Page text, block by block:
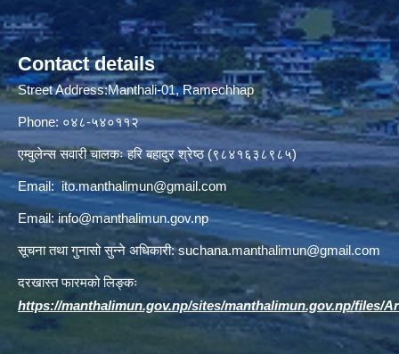
Contact details
Street Address:Manthali-01, Ramechhap
Phone: ०४८-५४०११२
एम्वुलेन्स सवारी चालकः हरि बहादुर श्रेष्ठ (९८४१६३८९८५)
Email:ito.manthalimun@gmail.com
Email:info@manthalimun.gov.np
सूचना तथा गुनासो सुन्ने अधिकारी:suchana.manthalimun@gmail.com
दरखास्त फारमको लिङ्कः
https://manthalimun.gov.np/sites/manthalimun.gov.np/files/